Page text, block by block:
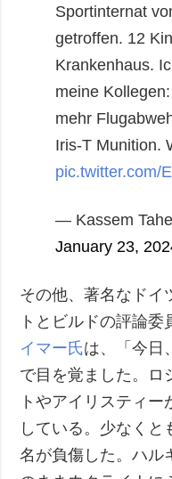
Sportinternat
getroffen. 12
Krankenhaus.
meine
mehr
Iris-T Munition.
pic.twitter.com/
— Kassem
January 23,
その他、著名なドイ
トとビルドの評論委
イマー氏は、「今日
で目を覚ました。ロ
トやアイリスティ
している。少なくと
名が負傷した。ハル